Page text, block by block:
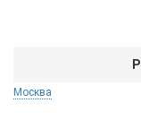
Москва